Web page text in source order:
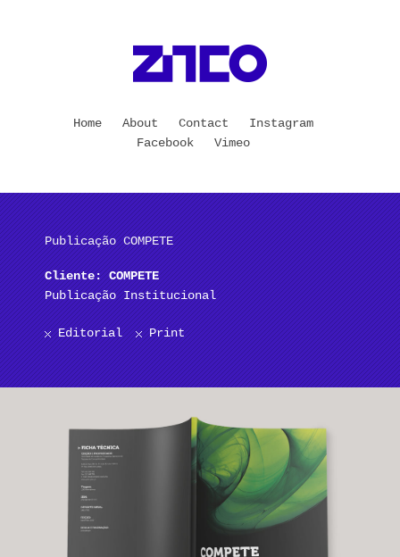
Home About Contact
Instagram
Facebook
Vimeo
Publicação COMPETE
Cliente: COMPETE
Publicação Institucional
Editorial Print